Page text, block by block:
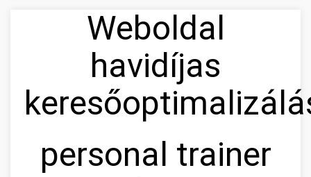
Weboldal
havidíjas
personal trainer